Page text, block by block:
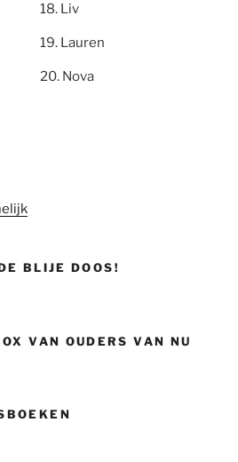
Liv
Lauren
Nova
BLIJE DOOS!
VAN OUDERS VAN NU